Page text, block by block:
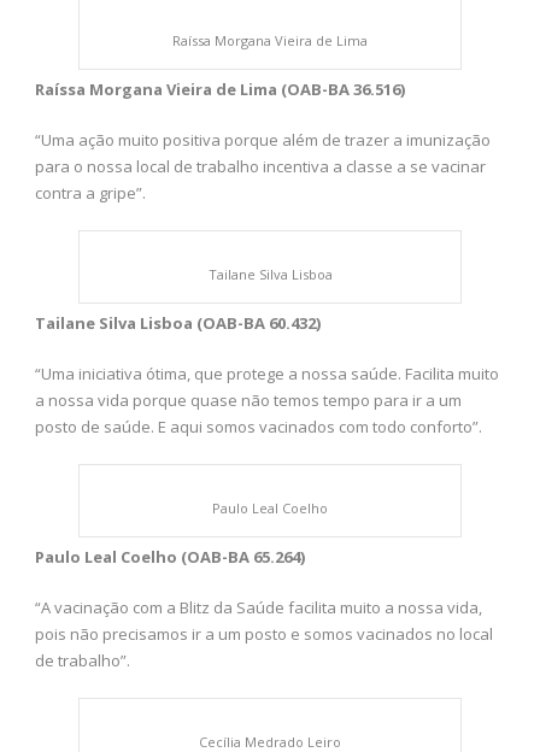
Raíssa Morgana Vieira de Lima
Raíssa Morgana Vieira de Lima (OAB-BA 36.516)
“Uma ação muito positiva porque além de trazer a imunização
para o nossa local de trabalho incentiva a classe a se vacinar
contra a gripe”.
Tailane Silva Lisboa
Tailane Silva Lisboa (OAB-BA 60.432)
“Uma iniciativa ótima, que protege a nossa saúde. Facilita muito
a nossa vida porque quase não temos tempo para ir a um
posto de saúde. E aqui somos vacinados com todo conforto”.
Paulo Leal Coelho
Paulo Leal Coelho (OAB-BA 65.264)
“A vacinação com a Blitz da Saúde facilita muito a nossa vida,
pois não precisamos ir a um posto e somos vacinados no local
de trabalho”.
Cecília Medrado Leiro